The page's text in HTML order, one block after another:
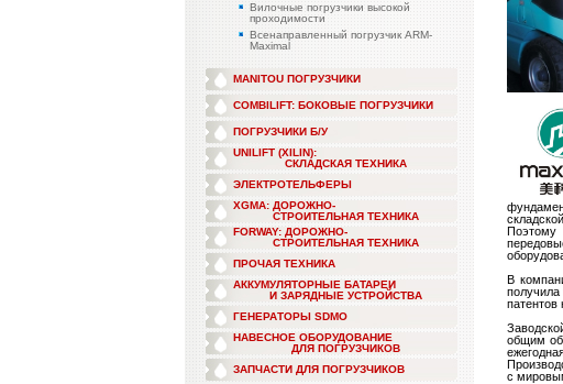
Вилочные погрузчики высокой
проходимости
Всенаправленный погрузчик ARM-
Maximal
MANITOU ПОГРУЗЧИКИ
COMBILIFT: БОКОВЫЕ ПОГРУЗЧИКИ
ПОГРУЗЧИКИ Б/У
UNILIFT (XILIN):
СКЛАДСКАЯ ТЕХНИКА
ЭЛЕКТРОТЕЛЬФЕРЫ
XGMA: ДОРОЖНО-
СТРОИТЕЛЬНАЯ ТЕХНИКА
FORWAY: ДОРОЖНО-
СТРОИТЕЛЬНАЯ ТЕХНИКА
ПРОЧАЯ ТЕХНИКА
АККУМУЛЯТОРНЫЕ БАТАРЕИ
И ЗАРЯДНЫЕ УСТРОЙСТВА
ГЕНЕРАТОРЫ SDMO
НАВЕСНОЕ ОБОРУДОВАНИЕ
ДЛЯ ПОГРУЗЧИКОВ
ЗАПЧАСТИ ДЛЯ ПОГРУЗЧИКОВ
В
получила
общим
с